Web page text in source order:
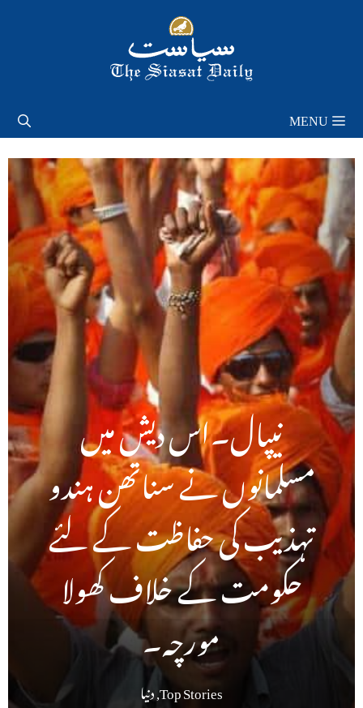
MENU
نیپال۔اس دیش میں
مسلمانوں نے سناتھن ہندو
تہذیب کی حفاظت کے لئے
حکومت کے خلاف کھولا
مورچہ۔
Top Stories
,دنیا